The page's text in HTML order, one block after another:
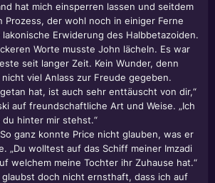
hat mich einsperren lassen und seitdem
Prozess, der wohl noch in einiger Ferne
Erwiderung des Halbbetazoiden.
Worte musste John lächeln. Es war
seit langer Zeit. Kein Wunder, denn
viel Anlass zur Freude gegeben.
hat, ist auch sehr enttäuscht von dir,“
auf freundschaftliche Art und Weise. „Ich
hinter mir stehst.“
ganz konnte Price nicht glauben, was er
„Du wolltest auf das Schiff meiner Imzadi
welchem meine Tochter ihr Zuhause hat.“
glaubst doch nicht ernsthaft, dass ich auf